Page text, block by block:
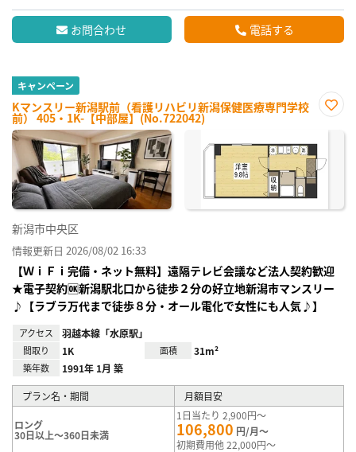
お問合わせ 電話する
キャンペーン
Kマンスリー新潟駅前（看護リハビリ新潟保健医療専門学校
前） 405・1K-【中部屋】(No.722042)
に入
録
新潟市中央区
情報更新日 2026/08/02 16:33
【ＷｉＦｉ完備・ネット無料】遠隔テレビ会議など法人契約歓迎
★電子契約🆗新潟駅北口から徒歩２分の好立地新潟市マンスリー
♪【ラブラ万代まで徒歩８分・オール電化で女性にも人気♪】
アクセス 羽越本線「水原駅」
間取り 1K 面積 31m²
築年数 1991年 1月 築
プラン名・期間 月額目安
ロング
30日以上～360日未満
1日当たり 2,900円～
106,800 円/月～
初期費用他 22,000円～